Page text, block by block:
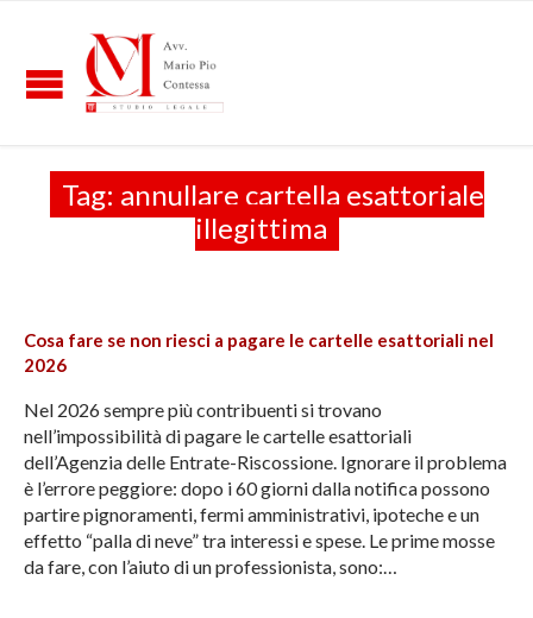
Tag: annullare cartella esattoriale
illegittima
Cosa fare se non riesci a pagare le cartelle esattoriali nel
2026
Nel 2026 sempre più contribuenti si trovano
nell’impossibilità di pagare le cartelle esattoriali
dell’Agenzia delle Entrate-Riscossione. Ignorare il problema
è l’errore peggiore: dopo i 60 giorni dalla notifica possono
partire pignoramenti, fermi amministrativi, ipoteche e un
effetto “palla di neve” tra interessi e spese. Le prime mosse
da fare, con l’aiuto di un professionista, sono:…